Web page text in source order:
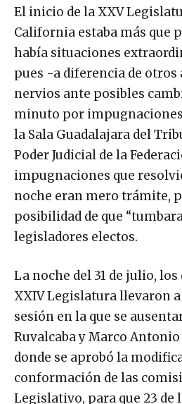
El inicio de la XXV
California estaba más que
había situaciones
pues -a diferencia de otros
nervios ante posibles
minuto por
la Sala Guadalajara del
Poder Judicial de la
impugnaciones que
noche eran mero trámite,
posibilidad de que
legisladores electos.
La noche del 31 de julio,
XXIV Legislatura llevaron
sesión en la que se
Ruvalcaba y Marco Antonio
donde se aprobó la
conformación de las
Legislativo, para que 23 de